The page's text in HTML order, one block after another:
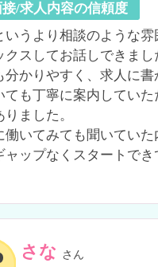
接/求人内容の信頼度
いうより相談のような雰
クスしてお話しできまし
分かりやすく、求人に
ても丁寧に案内してい
ました。
働いてみても聞いていた
ャップなくスタートでき
さな さん